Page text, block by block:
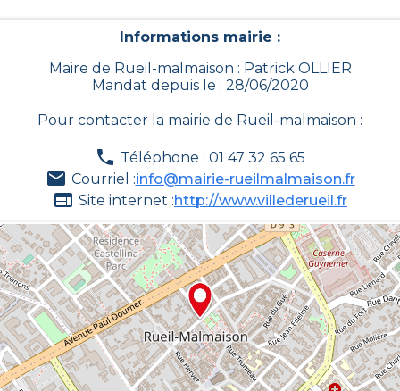
Informations mairie :
Maire de Rueil-malmaison : Patrick OLLIER
Mandat depuis le : 28/06/2020
Pour contacter la mairie de Rueil-malmaison :
Téléphone : 01 47 32 65 65
Courriel :info@mairie-rueilmalmaison.fr
Site internet :http://www.villederueil.fr